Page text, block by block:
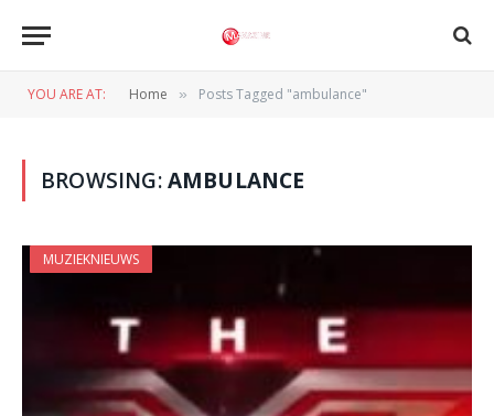
YOU ARE AT: Home » Posts Tagged "ambulance"
BROWSING:AMBULANCE
MUZIEKNIEUWS